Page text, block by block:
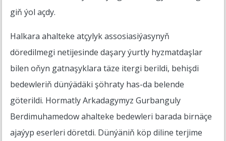
giň ýol açdy.
Halkara ahalteke atçylyk assosiasiýasynyň
döredilmegi netijesinde daşary ýurtly hyzmatdaşlar
bilen oňyn gatnaşyklara täze itergi berildi, behişdi
bedewleriň dünýädäki şöhraty has-da belende
göterildi. Hormatly Arkadagymyz Gurbanguly
Berdimuhamedow ahalteke bedewleri barada birnäçe
ajaýyp eserleri döretdi. Dünýäniň köp diline terjime